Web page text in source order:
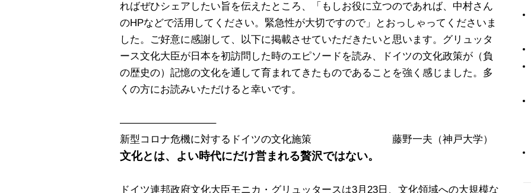
ればぜひシェアしたい旨を伝えたところ、「もしお役に立つのであれば、中村さん
のHPなどで活用してください。緊急性が大切ですので」とおっしゃってくださいま
した。ご好意に感謝して、以下に掲載させていただきたいと思います。グリュッタ
ース文化大臣が日本を初訪問した時のエピソードを読み、ドイツの文化政策が（負
の歴史の）記憶の文化を通して育まれてきたものであることを強く感じました。多
くの方にお読みいただけると幸いです。
—————————–
新型コロナ危機に対するドイツの文化施策 藤野一夫（神戸大学）
文化とは、よい時代にだけ営まれる贅沢ではない。
ドイツ連邦政府文化大臣モニカ・グリュッタースは3月23日、文化領域への大規模な